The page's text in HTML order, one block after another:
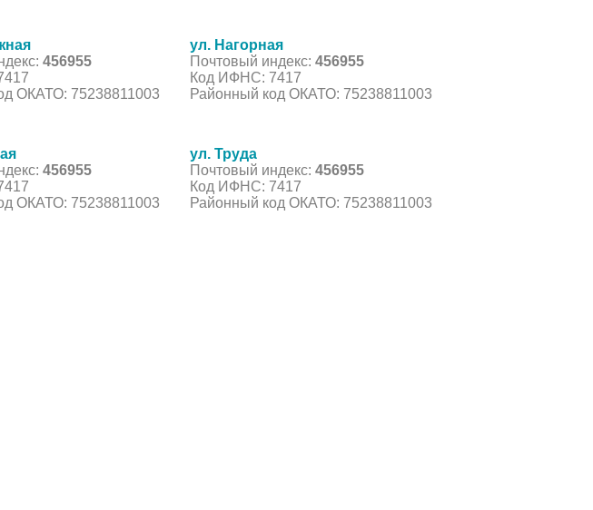
456955
ОКАТО: 75238811003
ул. Нагорная
Почтовый индекс: 456955
Код ИФНС: 7417
Районный код ОКАТО: 75238811003
456955
ОКАТО: 75238811003
ул. Труда
Почтовый индекс: 456955
Код ИФНС: 7417
Районный код ОКАТО: 75238811003